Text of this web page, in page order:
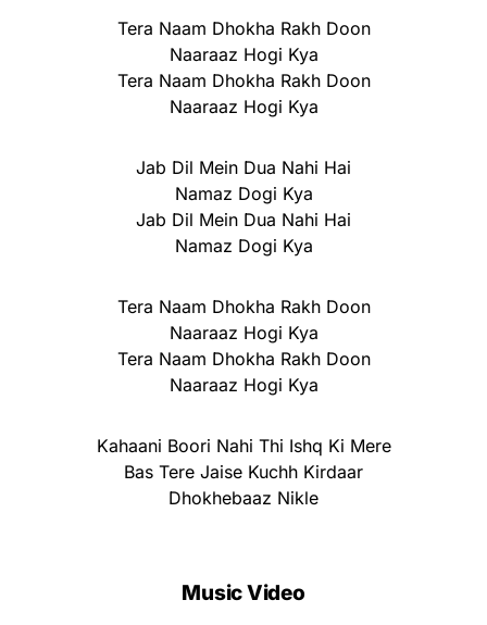
Tera Naam Dhokha Rakh Doon
Naaraaz Hogi Kya
Tera Naam Dhokha Rakh Doon
Naaraaz Hogi Kya
Jab Dil Mein Dua Nahi Hai
Namaz Dogi Kya
Jab Dil Mein Dua Nahi Hai
Namaz Dogi Kya
Tera Naam Dhokha Rakh Doon
Naaraaz Hogi Kya
Tera Naam Dhokha Rakh Doon
Naaraaz Hogi Kya
Kahaani Boori Nahi Thi Ishq Ki Mere
Bas Tere Jaise Kuchh Kirdaar
Dhokhebaaz Nikle
Music Video